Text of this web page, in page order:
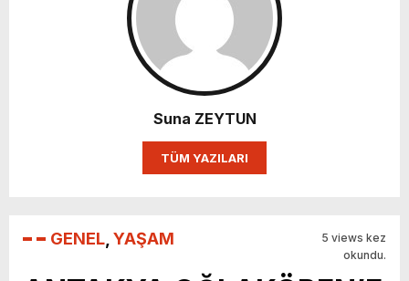
Suna ZEYTUN
TÜM YAZILARI
GENEL YAŞAM
5 views kez
okundu.